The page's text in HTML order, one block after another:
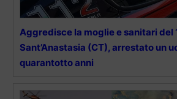
Aggredisce la moglie e sanitari del
Sant’Anastasia (CT), arrestato un
quarantotto anni